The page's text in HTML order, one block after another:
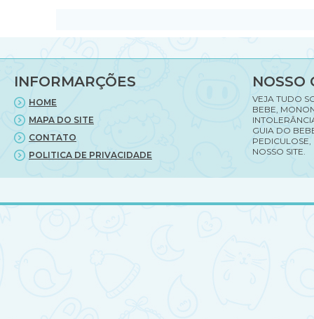
INFORMARÇÕES
HOME
MAPA DO SITE
CONTATO
POLITICA DE PRIVACIDADE
NOSSO
VEJA TUDO
BEBE,
GUIA DO
PEDICULOSE,
NOSSO SITE.